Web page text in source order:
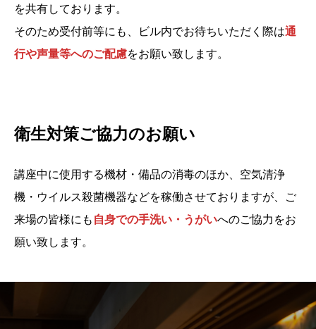
を共有しております。
そのため受付前等にも、ビル内でお待ちいただく際は通
行や声量等へのご配慮をお願い致します。
衛生対策ご協力のお願い
講座中に使用する機材・備品の消毒のほか、空気清浄
機・ウイルス殺菌機器などを稼働させておりますが、ご
来場の皆様にも 自身での手洗い・うがいへのご協力をお
願い致します。